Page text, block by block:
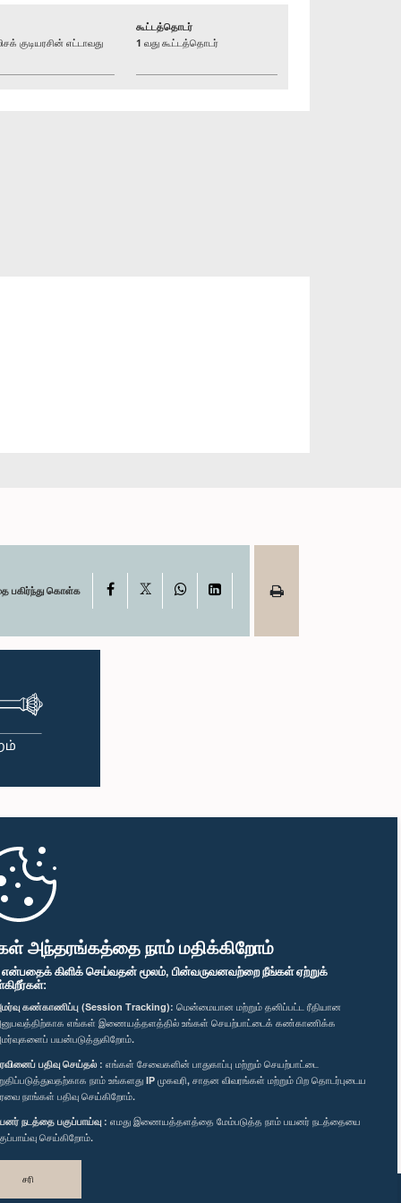
அந்தரங்கத்தை நாம் மதிக்கிறோம்
என்பதைக் கிளிக் செய்வதன் மூலம், பின்வருவனவற்றை நீங்கள் ஏற்றுக்
கண்காணிப்பு (Session Tracking): மென்மையான மற்றும் தனிப்பட்ட ரீதியான
எங்கள் இணையத்தளத்தில் உங்கள் செயற்பாட்டைக் கண்காணிக்க
பயன்படுத்துகிறோம்.
பதிவு செய்தல் : எங்கள் சேவைகளின் பாதுகாப்பு மற்றும் செயற்பாட்டை
நாம் உங்களது IP முகவரி, சாதன விவரங்கள் மற்றும் பிற தொடர்புடைய
நாங்கள் பதிவு செய்கிறோம்.
நடத்தை பகுப்பாய்வு : எமது இணையத்தளத்தை மேம்படுத்த நாம் பயனர் நடத்தையை
செய்கிறோம்.
சரி
குடியரசின் எட்டாவது
கூட்டத்தொடர்
1 வது கூட்டத்தொடர்
பகிர்ந்து கொள்க Facebook WhatsAppLinkedIn